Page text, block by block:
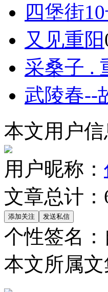
四堡街
又见重阳
采桑子 .
武陵春--
本文用户信
用户昵称：
文章总计：
个性签名：
本文所属文